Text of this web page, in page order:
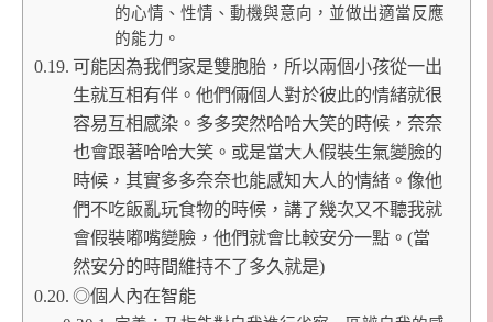
的心情、性情、動機與意向，並做出適當反應
的能力。
可能因為我們家是雙胞胎，所以兩個小孩從一出
生就互相有伴。他們倆個人對於彼此的情緒就很
容易互相感染。多多突然哈哈大笑的時候，奈奈
也會跟著哈哈大笑。或是當大人假裝生氣變臉的
時候，其實多多奈奈也能感知大人的情緒。像他
們不吃飯亂玩食物的時候，講了幾次又不聽我就
會假裝嘟嘴變臉，他們就會比較安分一點。(當
然安分的時間維持不了多久就是)
◎個人內在智能